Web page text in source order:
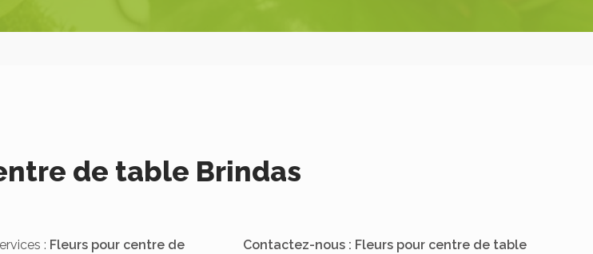
de table Brindas
: Fleurs pour centre de
Contactez-nous : Fleurs pour centre de table